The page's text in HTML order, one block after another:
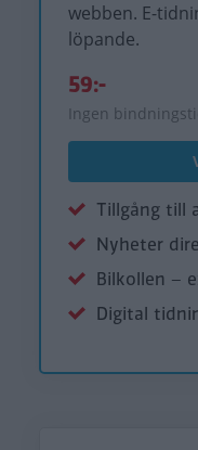
webben. E-
löpande.
59:-
Ingen
Tillgång till
Nyheter
Bilkollen –
Digital